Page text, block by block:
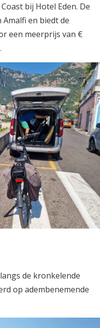
bij Hotel Eden. De
en biedt de
een meerprijs van €
de kronkelende
op adembenemende